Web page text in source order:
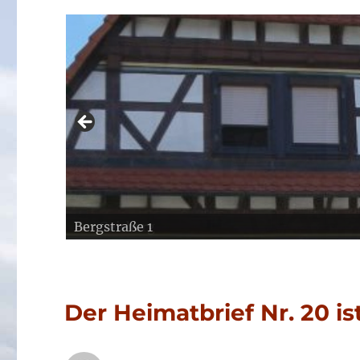
Bergstraße 1
Am Geisberg
Der Heimatbrief Nr. 20